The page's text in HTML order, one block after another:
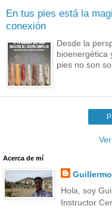
En tus pies está la
conexión
Desde la
bioenergética
pies no son
Acerca de mí
Hola, soy
Instructor